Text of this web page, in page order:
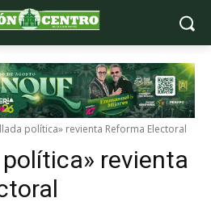
política» revienta Reforma Electoral
revienta